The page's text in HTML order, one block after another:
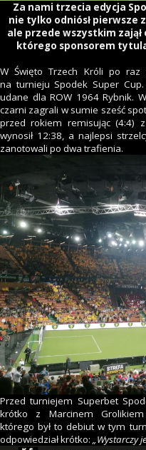
Za nami trzecia edycja
nie tylko odniósł pierwsze
ale przede wszystkim
którego sponsorem
W Święto Trzech Króli po raz
na turnieju Spodek Super
udane dla ROW 1964 Rybnik.
czarni zagrali w sumie sześć
przed rokiem remisując (4:4)
wynosił 12:38, a najlepsi
zanotowali po dwa trafienia.
Przed turniejem Superbet
krótko z Marcinem
którego był to debiut w tym
odpowiedział krótko: „Wystarczy